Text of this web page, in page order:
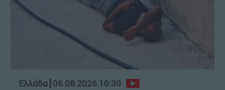
Ελλάδα┋06.08.2026 10:30